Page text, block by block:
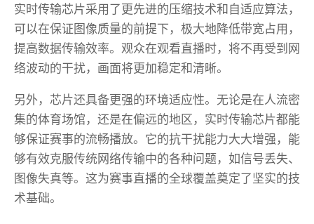
实时传输芯片采用了更先进的压缩技术和自适应算法，
可以在保证图像质量的前提下，极大地降低带宽占用，
提高数据传输效率。观众在观看直播时，将不再受到网
络波动的干扰，画面将更加稳定和清晰。
另外，芯片还具备更强的环境适应性。无论是在人流密
集的体育场馆，还是在偏远的地区，实时传输芯片都能
够保证赛事的流畅播放。它的抗干扰能力大大增强，能
够有效克服传统网络传输中的各种问题，如信号丢失、
图像失真等。这为赛事直播的全球覆盖奠定了坚实的技
术基础。